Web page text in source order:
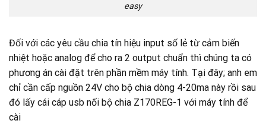
easy
Đối với các yêu cầu chia tín hiệu input số lẻ từ cảm biến
nhiệt hoặc analog để cho ra 2 output chuẩn thì chúng ta có
phương án cài đặt trên phần mềm máy tính. Tại đây; anh em
chỉ cần cấp nguồn 24V cho bộ chia dòng 4-20ma này rồi sau
đó lấy cái cáp usb nối bộ chia Z170REG-1 với máy tính để
cài